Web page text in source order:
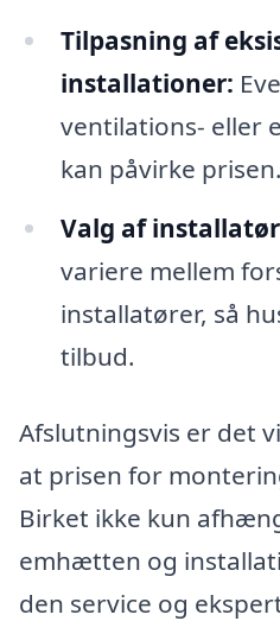
Tilpasning af
installationer:
ventilations- eller
kan påvirke prisen.
Valg af
variere mellem
installatører, så
tilbud.
Afslutningsvis er det
at prisen for
Birket ikke kun
emhætten og
den service og